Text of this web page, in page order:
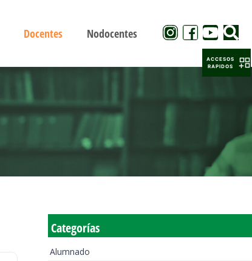
Docentes Nodocentes
Categorías
Alumnado
ACCESOS
RAPIDOS